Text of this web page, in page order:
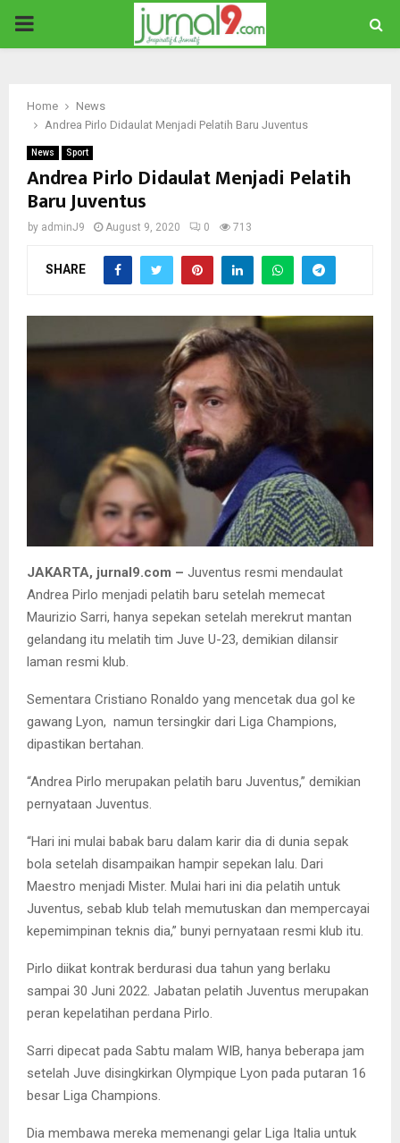
PRIMARY
Home
News
Andrea Pirlo Didaulat Menjadi Pelatih Baru Juventus
News Sport
Andrea Pirlo Didaulat Menjadi Pelatih
Baru Juventus
by adminJ9 August 9, 2020 0 713
SHARE
JAKARTA, jurnal9.com – Juventus resmi mendaulat
Andrea Pirlo menjadi pelatih baru setelah memecat
Maurizio Sarri, hanya sepekan setelah merekrut mantan
gelandang itu melatih tim Juve U-23, demikian dilansir
laman resmi klub.
Sementara Cristiano Ronaldo yang mencetak dua gol ke
gawang Lyon, namun tersingkir dari Liga Champions,
dipastikan bertahan.
“Andrea Pirlo merupakan pelatih baru Juventus,” demikian
pernyataan Juventus.
“Hari ini mulai babak baru dalam karir dia di dunia sepak
bola setelah disampaikan hampir sepekan lalu. Dari
Maestro menjadi Mister. Mulai hari ini dia pelatih untuk
Juventus, sebab klub telah memutuskan dan mempercayai
kepemimpinan teknis dia,” bunyi pernyataan resmi klub itu.
Pirlo diikat kontrak berdurasi dua tahun yang berlaku
sampai 30 Juni 2022. Jabatan pelatih Juventus merupakan
peran kepelatihan perdana Pirlo.
Sarri dipecat pada Sabtu malam WIB, hanya beberapa jam
setelah Juve disingkirkan Olympique Lyon pada putaran 16
besar Liga Champions.
Dia membawa mereka memenangi gelar Liga Italia untuk